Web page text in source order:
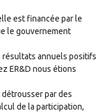
est financée par le
le gouvernement
résultats annuels positifs
ER&D nous étions
détrousser par des
de la participation,